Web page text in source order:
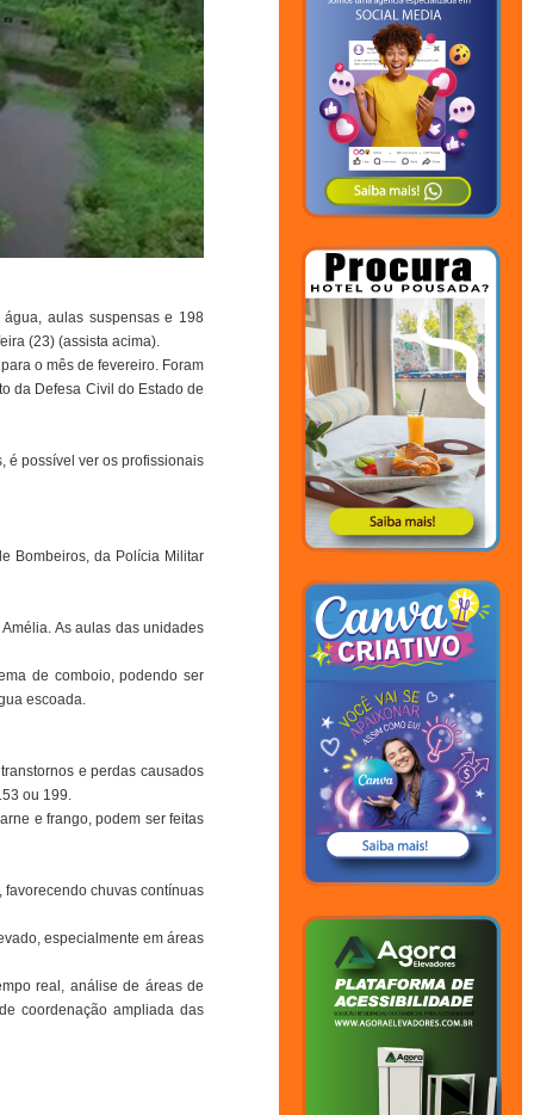
aulas suspensas e 198
(23) (assista acima).
o mês de fevereiro. Foram
da Defesa Civil do Estado de
é possível ver os profissionais
Bombeiros, da Polícia Militar
As aulas das unidades
de comboio, podendo ser
escoada.
e perdas causados
ou 199.
e frango, podem ser feitas
chuvas contínuas
especialmente em áreas
real, análise de áreas de
coordenação ampliada das